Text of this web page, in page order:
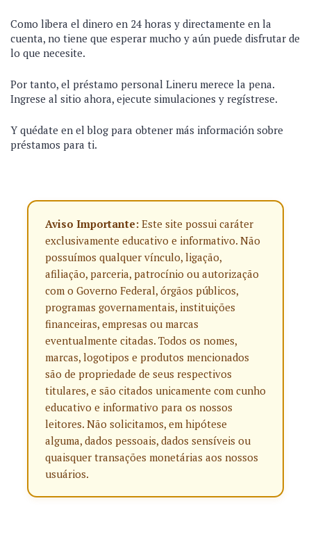
Como libera el dinero en 24 horas y directamente en la
cuenta, no tiene que esperar mucho y aún puede disfrutar de
lo que necesite.
Por tanto, el préstamo personal Lineru merece la pena.
Ingrese al sitio ahora, ejecute simulaciones y regístrese.
Y quédate en el blog para obtener más información sobre
préstamos para ti.
Aviso Importante: Este site possui caráter
exclusivamente educativo e informativo. Não
possuímos qualquer vínculo, ligação,
afiliação, parceria, patrocínio ou autorização
com o Governo Federal, órgãos públicos,
programas governamentais, instituições
financeiras, empresas ou marcas
eventualmente citadas. Todos os nomes,
marcas, logotipos e produtos mencionados
são de propriedade de seus respectivos
titulares, e são citados unicamente com cunho
educativo e informativo para os nossos
leitores. Não solicitamos, em hipótese
alguma, dados pessoais, dados sensíveis ou
quaisquer transações monetárias aos nossos
usuários.